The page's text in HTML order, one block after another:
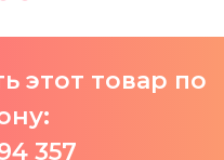
этот товар по
357